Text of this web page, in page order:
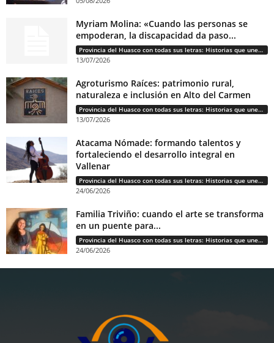
Myriam Molina: «Cuando las personas se
empoderan, la discapacidad da paso...
Provincia del Huasco con todas sus letras: Historias que unen cultura, diversidad e identidad
13/07/2026
Agroturismo Raíces: patrimonio rural,
naturaleza e inclusión en Alto del Carmen
Provincia del Huasco con todas sus letras: Historias que unen cultura, diversidad e identidad
13/07/2026
Atacama Nómade: formando talentos y
fortaleciendo el desarrollo integral en
Vallenar
Provincia del Huasco con todas sus letras: Historias que unen cultura, diversidad e identidad
24/06/2026
Familia Triviño: cuando el arte se transforma
en un puente para...
Provincia del Huasco con todas sus letras: Historias que unen cultura, diversidad e identidad
24/06/2026